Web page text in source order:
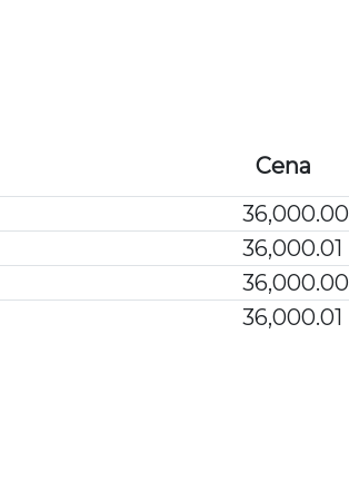
Cena
36,000.00
36,000.01
36,000.00
36,000.01